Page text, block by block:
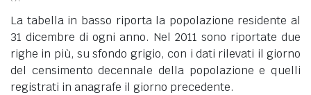
La tabella in basso riporta la popolazione residente al
31 dicembre di ogni anno. Nel 2011 sono riportate due
righe in più, su sfondo grigio, con i dati rilevati il giorno
del censimento decennale della popolazione e quelli
registrati in anagrafe il giorno precedente.